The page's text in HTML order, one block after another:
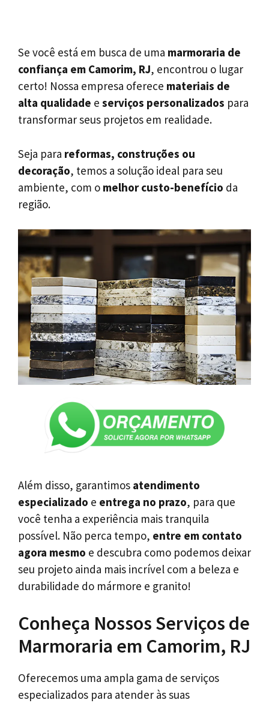
Se você está em busca de uma marmoraria de
confiança em Camorim, RJ, encontrou o lugar
certo! Nossa empresa oferece materiais de
alta qualidade e serviços personalizados para
transformar seus projetos em realidade.
Seja para reformas, construções ou
decoração, temos a solução ideal para seu
ambiente, com o melhor custo-benefício da
região.
Além disso, garantimos atendimento
especializado e entrega no prazo, para que
você tenha a experiência mais tranquila
possível. Não perca tempo, entre em contato
agora mesmo e descubra como podemos deixar
seu projeto ainda mais incrível com a beleza e
durabilidade do mármore e granito!
Conheça Nossos Serviços de
Marmoraria em Camorim, RJ
Oferecemos uma ampla gama de serviços
especializados para atender às suas